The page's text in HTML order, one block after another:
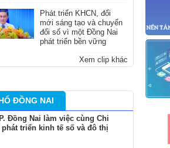
Phát triển KHCN, đổi
mới sáng tạo và chuyển
đổi số vì một Đồng Nai
phát triển bền vững
Xem clip khác
ĐỒNG NAI
Đồng Nai làm việc cùng Chi
triển kinh tế số và đô thị